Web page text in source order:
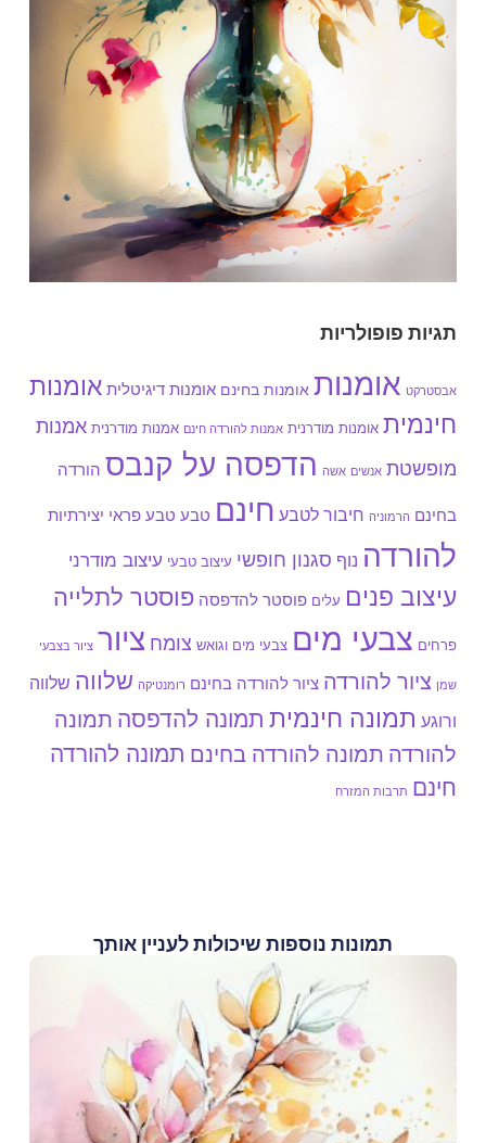
תגיות פופולריות
אבסטרקט אומנות אומנות בחינם אומנות דיגיטלית אומנות
חינמית אומנות מודרנית אמנות להורדה חינם אמנות מודרנית אמנות
מופשטת אנשים אשה הדפסה על קנבס הורדה
בחינם הרמוניה חיבור לטבע חינם טבע טבע פראי יצירתיות
להורדה נוף סגנון חופשי עיצוב טבעי עיצוב מודרני
עיצוב פנים עלים פוסטר להדפסה פוסטר לתלייה
פרחים צבעי מים צבעי מים וגואש צומח ציור ציור בצבעי
שמן ציור להורדה ציור להורדה בחינם רומנטיקה שלווה שלווה
ורוגע תמונה חינמית תמונה להדפסה תמונה
להורדה תמונה להורדה בחינם תמונה להורדה
חינם תרבות המזרח
תמונות נוספות שיכולות לעניין אותך